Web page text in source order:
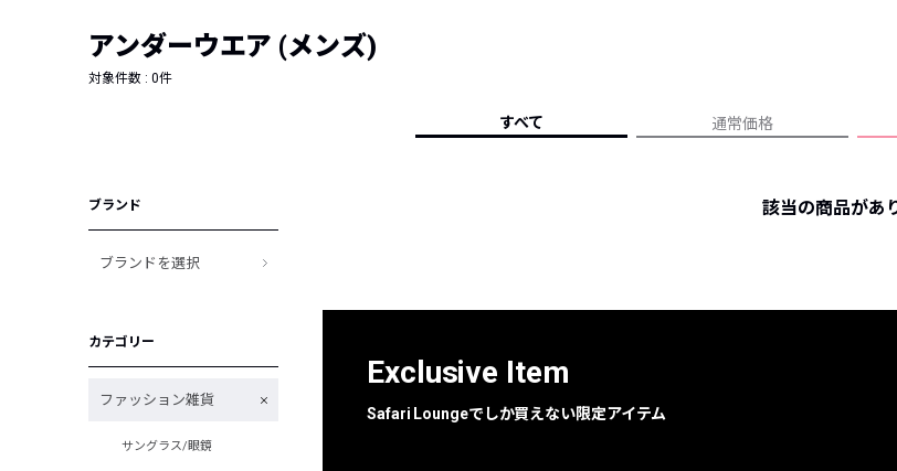
新着アイテム
編集部のおすすめアイテム
コーディネート
人気記事ランキング
フォーカスブランド
アンダーウエア (メンズ)
対象件数 : 0件
すべて 通常価格
ブランド
ブランドを選択
カテゴリー
ファッション雑貨
サングラス/眼鏡
該当の商品があ
Exclusive Item
Safari Loungeでしか買えない限定アイテム